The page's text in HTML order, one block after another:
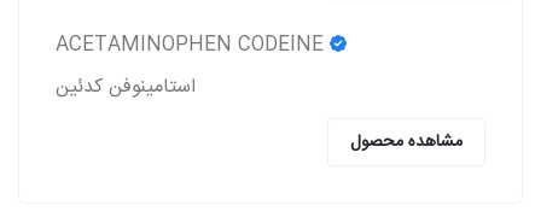
استامینوفن کدئین
مشاهده محصول